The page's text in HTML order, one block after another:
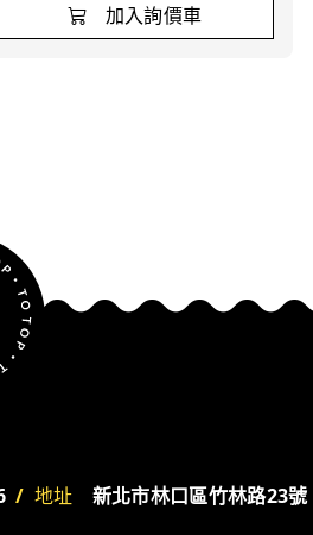
加入詢價車
/ 地址 新北市林口區竹林路23號